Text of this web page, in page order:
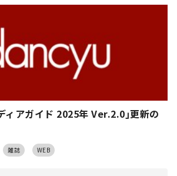
アガイド 2025年 Ver.2.0｣更新の
雑誌 WEB